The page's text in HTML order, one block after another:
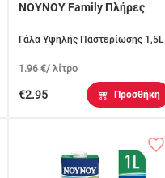
ΝΟΥΝΟΥ Family Πλήρες
Γάλα Υψηλής Παστερίωσης 1,5L
1.96 €/ λίτρο
€2.95 Προσθήκη